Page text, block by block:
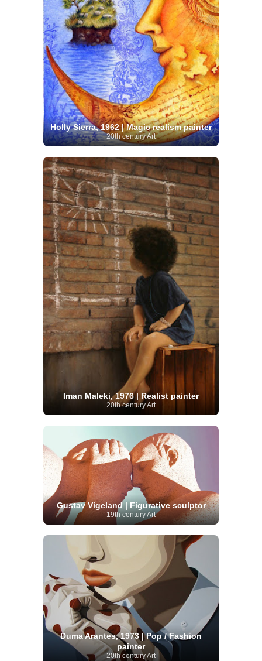
Holly Sierra, 1962 | Magic realism painter
20th century Art
Iman Maleki, 1976 | Realist painter
20th century Art
Gustav Vigeland | Figurative sculptor
19th century Art
Duma Arantes, 1973 | Pop / Fashion
painter
20th century Art